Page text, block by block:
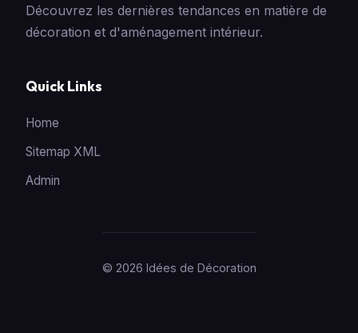
Découvrez les dernières tendances en matière de
décoration et d'aménagement intérieur.
Quick Links
Home
Sitemap XML
Admin
© 2026 Idées de Décoration